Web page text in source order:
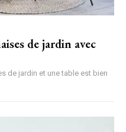
de jardin avec
de jardin et une table est bien